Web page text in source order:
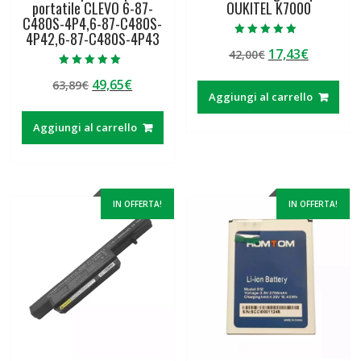
portatile CLEVO 6-87-
C480S-4P4,6-87-C480S-
4P42,6-87-C480S-4P43
5.00
su 5
63,89€ Il
originale
era:
49,65€Il
attuale
è:
Aggiungi al carrello
OUKITEL K7000
5.00
su 5
42,00€ Il
originale
era:
17,43€Il
attuale
è:
Aggiungi al carrello
IN OFFERTA! IN OFFERTA!